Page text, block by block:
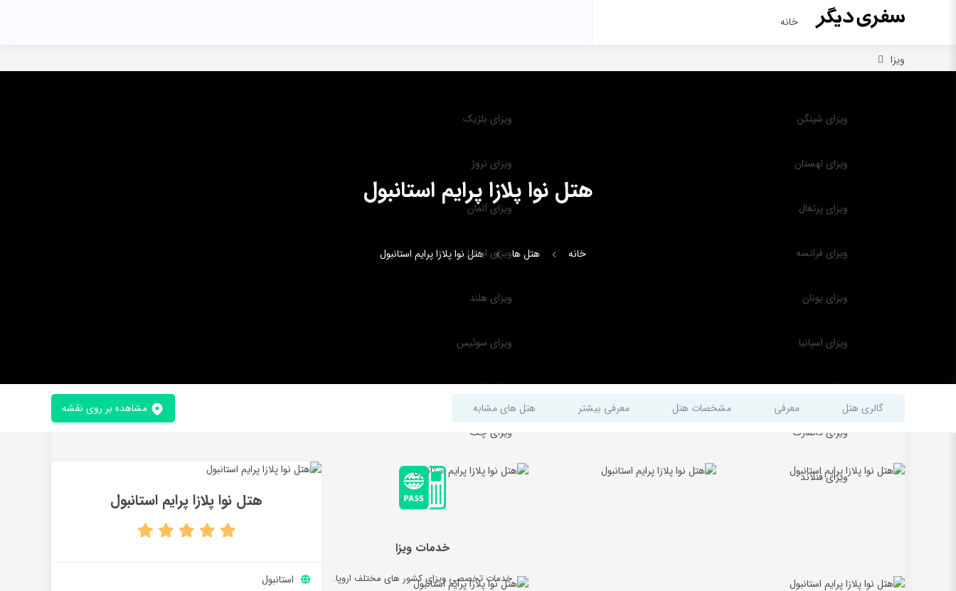
خانه
ویزا
ویزای شینگن ویزای بلژیک
ویزای لهستان ویزای نروژ
ویزای پرتغال ویزای آلمان
ویزای فرانسه ویزای ایتالیا
ویزای یونان ویزای هلند
ویزای اسپانیا ویزای سوئیس
ویزای مجارستان ویزای اتریش
ویزای دانمارک ویزای چک
ویزای فنلاند
خدمات ویزا
خدمات تخصصی ویزای کشور های مختلف اروپا.
خانه هتل ها هتل نوا پلازا پرایم استانبول
هتل نوا پلازا پرایم استانبول
گالری هتل معرفی مشخصات هتل معرفی بیشتر هتل های مشابه مشاهده بر روی نقشه
هتل نوا پلازا پرایم استانبول
استانبول